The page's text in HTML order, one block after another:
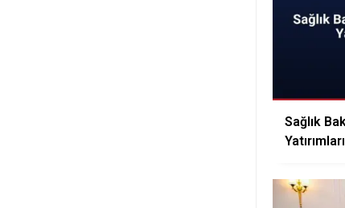
Sağlık